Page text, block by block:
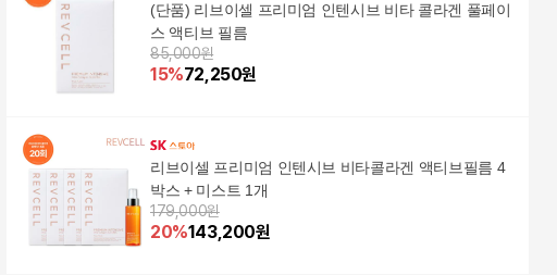
(단품) 리브이셀 프리미엄 인텐시브 비타 콜라겐 풀페이
스 액티브 필름
85,000원
15%72,250원
리브이셀 프리미엄 인텐시브 비타콜라겐 액티브필름 4
박스 + 미스트 1개
179,000원
20%143,200원